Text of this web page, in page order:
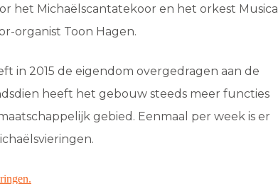
het Michaëlscantatekoor en het orkest Musica
organist Toon Hagen.
in 2015 de eigendom overgedragen aan de
heeft het gebouw steeds meer functies
gebied. Eenmaal per week is er